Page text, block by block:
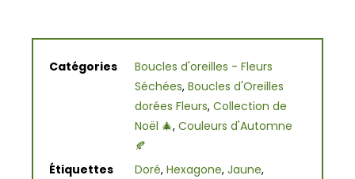
Catégories
Boucles d'oreilles - Fleurs
Séchées, Boucles d'Oreilles
dorées Fleurs, Collection de
Noël 🎄, Couleurs d'Automne
🍂
Étiquettes
Doré, Hexagone, Jaune,